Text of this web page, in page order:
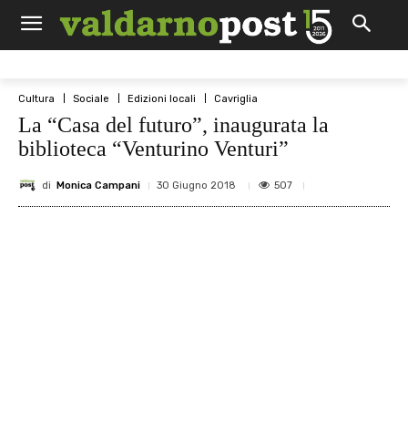
Cultura Sociale Edizioni locali Cavriglia
La “Casa del futuro”, inaugurata la
biblioteca “Venturino Venturi”
di Monica Campani 30 Giugno 2018 507